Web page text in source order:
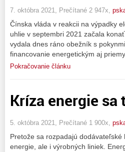
7. októbra 2021, Prečítané 2 947x,
Čínska vláda v reakcii na výpadky
uhlie v septembri 2021 začala
vydala dnes ráno obežník s
financovanie energetickým aj
Pokračovanie článku
Kríza energie
5. októbra 2021, Prečítané 1 900x,
Pretože sa rozpadajú
energie, ale i výrobných liniek.